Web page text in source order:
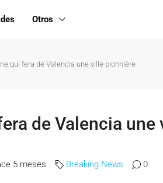
Otros
qui fera de Valencia une ville pionnière
de Valencia
5 meses Breaking News 0